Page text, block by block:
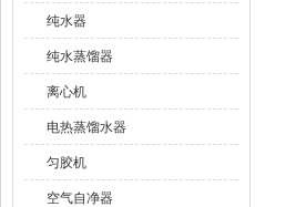
纯水器
纯水蒸馏器
离心机
电热蒸馏水器
匀胶机
空气自净器